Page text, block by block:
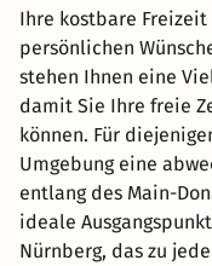
Ihre kostbare
persönlichen
stehen Ihnen eine
damit Sie Ihre freie
können. Für
Umgebung eine
entlang des Main-
ideale
Nürnberg, das zu